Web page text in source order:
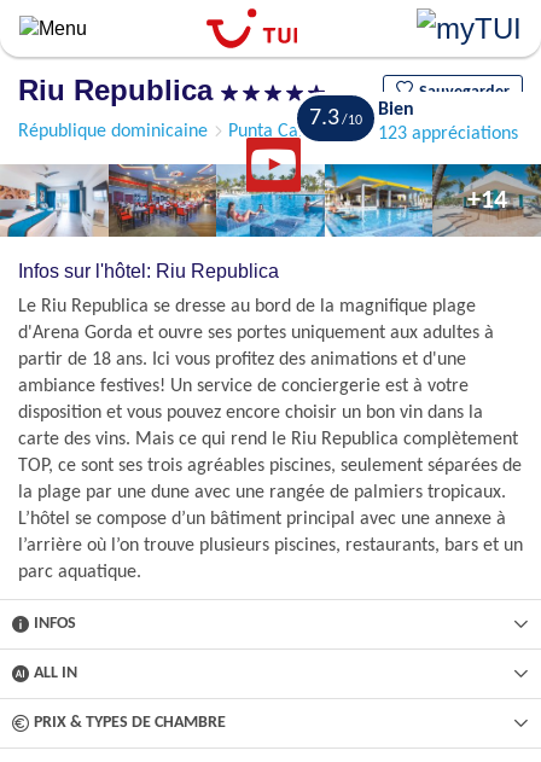
Aller
au
principal
Riu Republica Sauvegarder
République dominicaine Punta Cana Bavaro
7.3
Bien
123 appréciations
+14
Infos sur l'hôtel: Riu Republica
Le Riu Republica se dresse au bord de la magnifique plage
d'Arena Gorda et ouvre ses portes uniquement aux adultes à
partir de 18 ans. Ici vous profitez des animations et d'une
ambiance festives! Un service de conciergerie est à votre
disposition et vous pouvez encore choisir un bon vin dans la
carte des vins. Mais ce qui rend le Riu Republica complètement
TOP, ce sont ses trois agréables piscines, seulement séparées de
la plage par une dune avec une rangée de palmiers tropicaux.
L’hôtel se compose d’un bâtiment principal avec une annexe à
l’arrière où l’on trouve plusieurs piscines, restaurants, bars et un
parc aquatique.
INFOS
ALL IN
PRIX & TYPES DE CHAMBRE